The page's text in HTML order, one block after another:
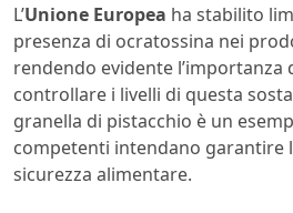
L’Unione Europea ha stabilito
presenza di ocratossina nei
rendendo evidente
controllare i livelli di questa
granella di pistacchio è un
competenti intendano garantire
sicurezza alimentare.